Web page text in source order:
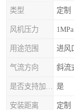
类型 定制
风机压力 1MPa
用途范围 进风
气流方向 斜流
是
安装距离 定制